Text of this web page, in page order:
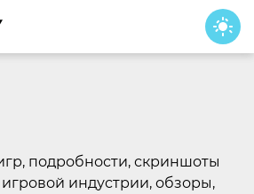
подробности, скриншоты
игровой индустрии, обзоры,